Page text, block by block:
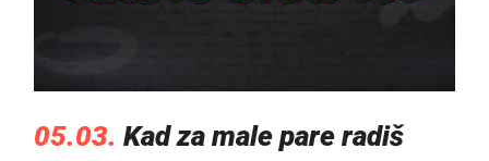
05.03. Kad za male pare radiš